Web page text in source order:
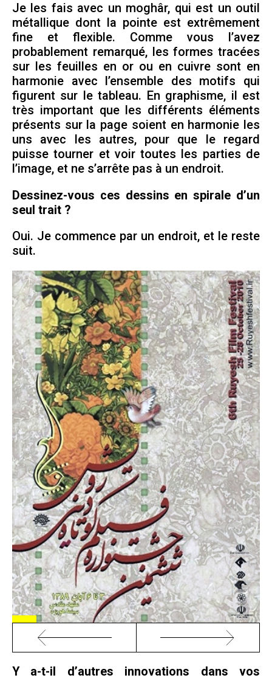
Je les fais avec un moghâr, qui est un outil
métallique dont la pointe est extrêmement
fine et flexible. Comme vous l’avez
probablement remarqué, les formes tracées
sur les feuilles en or ou en cuivre sont en
harmonie avec l’ensemble des motifs qui
figurent sur le tableau. En graphisme, il est
très important que les différents éléments
présents sur la page soient en harmonie les
uns avec les autres, pour que le regard
puisse tourner et voir toutes les parties de
l’image, et ne s’arrête pas à un endroit.
Dessinez-vous ces dessins en spirale d’un
seul trait ?
Oui. Je commence par un endroit, et le reste
suit.
Y a-t-il d’autres innovations dans vos